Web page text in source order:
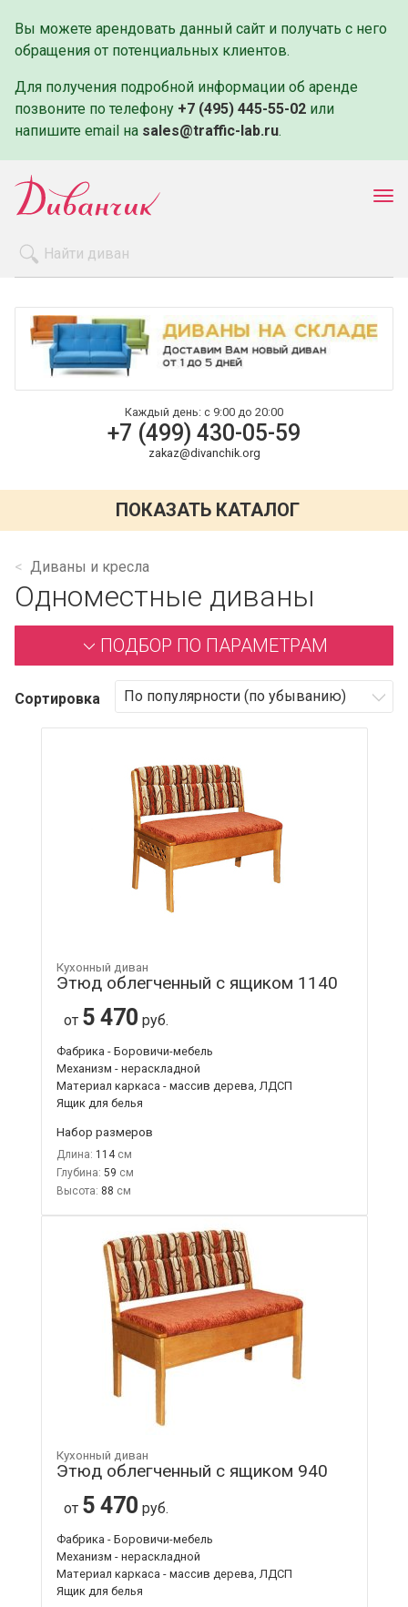
Вы можете арендовать данный сайт и получать с него
обращения от потенциальных клиентов.
Для получения подробной информации об аренде
позвоните по телефону +7 (495) 445-55-02 или
напишите email на sales@traffic-lab.ru.
Оплата и доставка
Контакты
Каждый день: с 9:00 до 20:00
+7 (499) 430-05-59
zakaz@divanchik.org
ПОКАЗАТЬ КАТАЛОГ
Диваны и кресла
Одноместные диваны
ПОДБОР ПО ПАРАМЕТРАМ
Сортировка
Кухонный диван
Этюд облегченный с ящиком 1140
от 5 470 руб.
Фабрика - Боровичи-мебель
Механизм - нераскладной
Материал каркаса - массив дерева, ЛДСП
Ящик для белья
Набор размеров
Длина: 114
Глубина: 59
Высота: 88
Кухонный диван
Этюд облегченный с ящиком 940
от 5 470 руб.
Фабрика - Боровичи-мебель
Механизм - нераскладной
Материал каркаса - массив дерева, ЛДСП
Ящик для белья